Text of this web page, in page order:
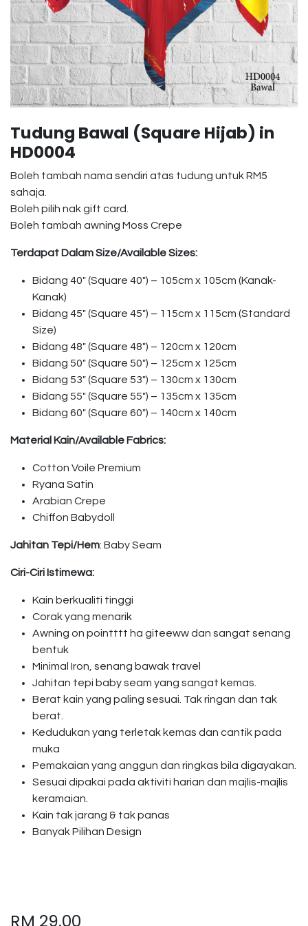
Tudung Bawal (Square Hijab) in
HD0004
Boleh tambah nama sendiri atas tudung untuk RM5
sahaja.
Boleh pilih nak gift card.
Boleh tambah awning Moss Crepe
Terdapat Dalam Size/Available Sizes:
Bidang 40″ (Square 40″) – 105cm x 105cm (Kanak-
Kanak)
Bidang 45″ (Square 45″) – 115cm x 115cm (Standard
Size)
Bidang 48″ (Square 48″) – 120cm x 120cm
Bidang 50″ (Square 50″) – 125cm x 125cm
Bidang 53″ (Square 53″) – 130cm x 130cm
Bidang 55″ (Square 55″) – 135cm x 135cm
Bidang 60″ (Square 60″) – 140cm x 140cm
Material Kain/Available Fabrics:
Cotton Voile Premium
Ryana Satin
Arabian Crepe
Chiffon Babydoll
Jahitan Tepi/Hem: Baby Seam
Ciri-Ciri Istimewa:
Kain berkualiti tinggi
Corak yang menarik
Awning on pointttt ha giteeww dan sangat senang
bentuk
Minimal Iron, senang bawak travel
Jahitan tepi baby seam yang sangat kemas.
Berat kain yang paling sesuai. Tak ringan dan tak
berat.
Kedudukan yang terletak kemas dan cantik pada
muka
Pemakaian yang anggun dan ringkas bila digayakan.
Sesuai dipakai pada aktiviti harian dan majlis-majlis
keramaian.
Kain tak jarang & tak panas
Banyak Pilihan Design
RM 29.00